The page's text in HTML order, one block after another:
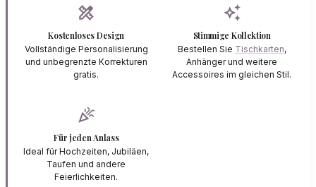
design_services
Kostenloses Design
Vollständige Personalisierung
und unbegrenzte Korrekturen
gratis.
auto_awesome
Stimmige Kollektion
Bestellen Sie Tischkarten,
Anhänger und weitere
Accessoires im gleichen Stil.
celebration
Für jeden Anlass
Ideal für Hochzeiten, Jubiläen,
Taufen und andere
Feierlichkeiten.